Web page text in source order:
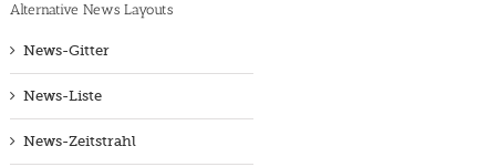
Alternative News Layouts
News-Gitter
News-Liste
News-Zeitstrahl